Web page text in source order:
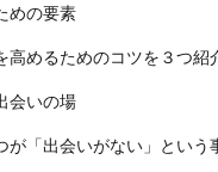
ができないと感じる理由
と、10代や20代の頃のように、気
めの要素
めるためのコツを３つ紹
会いの場
「出会いがない」という